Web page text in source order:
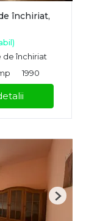
închiriat,
de închiriat
1990
Next